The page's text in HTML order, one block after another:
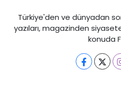
Türkiye'den ve dünyadan
yazıları, magazinden
konuda